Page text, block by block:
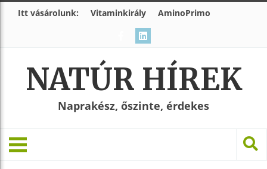
Itt vásárolunk: Vitaminkirály AminoPrimo
NATÚR HÍREK
Naprakész, őszinte, érdekes